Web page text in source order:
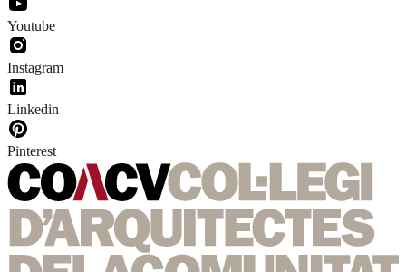
Youtube
Instagram
Linkedin
Pinterest